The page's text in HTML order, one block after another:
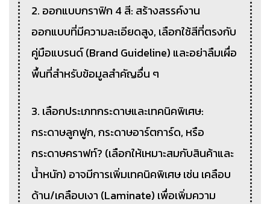
2. ออกแบบกราฟิก 4 สี: สร้างสรรค์งาน
ออกแบบที่มีความละเอียดสูง, เลือกใช้สีที่ตรงกับ
คู่มือแบรนด์ (Brand Guideline) และอย่าลืมเผื่อ
พื้นที่สำหรับข้อมูลสำคัญอื่น ๆ
3. เลือกประเภทกระดาษและเทคนิคพิเศษ:
กระดาษลูกฟูก, กระดาษอาร์ตการ์ด, หรือ
กระดาษคราฟท์? (เลือกให้เหมาะสมกับสินค้าและ
น้ำหนัก) อาจมีการเพิ่มเทคนิคพิเศษ เช่น เคลือบ
ด้าน/เคลือบเงา (Laminate) เพื่อเพิ่มความ